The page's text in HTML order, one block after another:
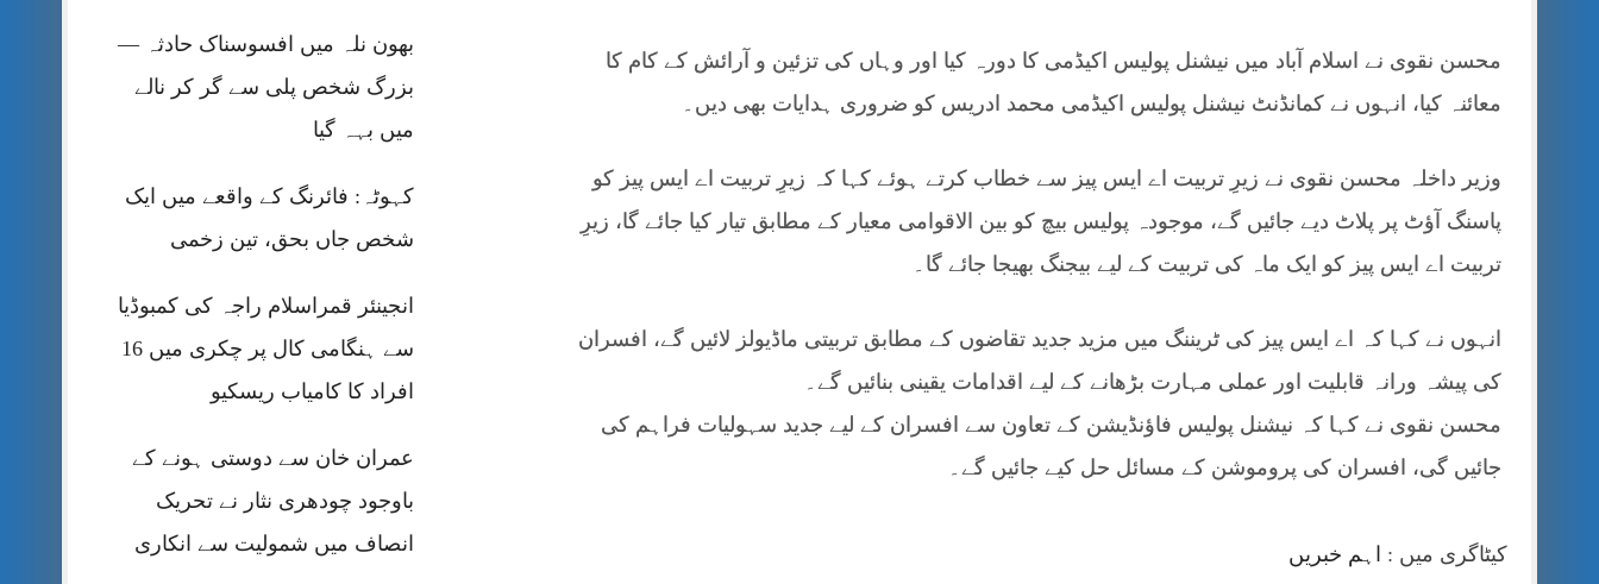
بھون نلہ میں افسوسناک حادثہ —
بزرگ شخص پلی سے گر کر نالے
میں بہہ گیا
کہوٹہ: فائرنگ کے واقعے میں ایک
شخص جاں بحق، تین زخمی
انجینئر قمراسلام راجہ کی کمبوڈیا
سے ہنگامی کال پر چکری میں 16
افراد کا کامیاب ریسکیو
عمران خان سے دوستی ہونے کے
باوجود چودھری نثار نے تحریک
انصاف میں شمولیت سے انکاری
محسن نقوی نے اسلام آباد میں نیشنل پولیس اکیڈمی کا دورہ کیا اور وہاں کی تزئین و آرائش کے کام کا
معائنہ کیا، انہوں نے کمانڈنٹ نیشنل پولیس اکیڈمی محمد ادریس کو ضروری ہدایات بھی دیں۔
وزیر داخلہ محسن نقوی نے زیرِ تربیت اے ایس پیز سے خطاب کرتے ہوئے کہا کہ زیرِ تربیت اے ایس پیز کو
پاسنگ آؤٹ پر پلاٹ دیے جائیں گے، موجودہ پولیس بیچ کو بین الاقوامی معیار کے مطابق تیار کیا جائے گا، زیرِ
تربیت اے ایس پیز کو ایک ماہ کی تربیت کے لیے بیجنگ بھیجا جائے گا۔
انہوں نے کہا کہ اے ایس پیز کی ٹریننگ میں مزید جدید تقاضوں کے مطابق تربیتی ماڈیولز لائیں گے، افسران
کی پیشہ ورانہ قابلیت اور عملی مہارت بڑھانے کے لیے اقدامات یقینی بنائیں گے۔
محسن نقوی نے کہا کہ نیشنل پولیس فاؤنڈیشن کے تعاون سے افسران کے لیے جدید سہولیات فراہم کی
جائیں گی، افسران کی پروموشن کے مسائل حل کیے جائیں گے۔
کیٹاگری میں : اہم خبریں